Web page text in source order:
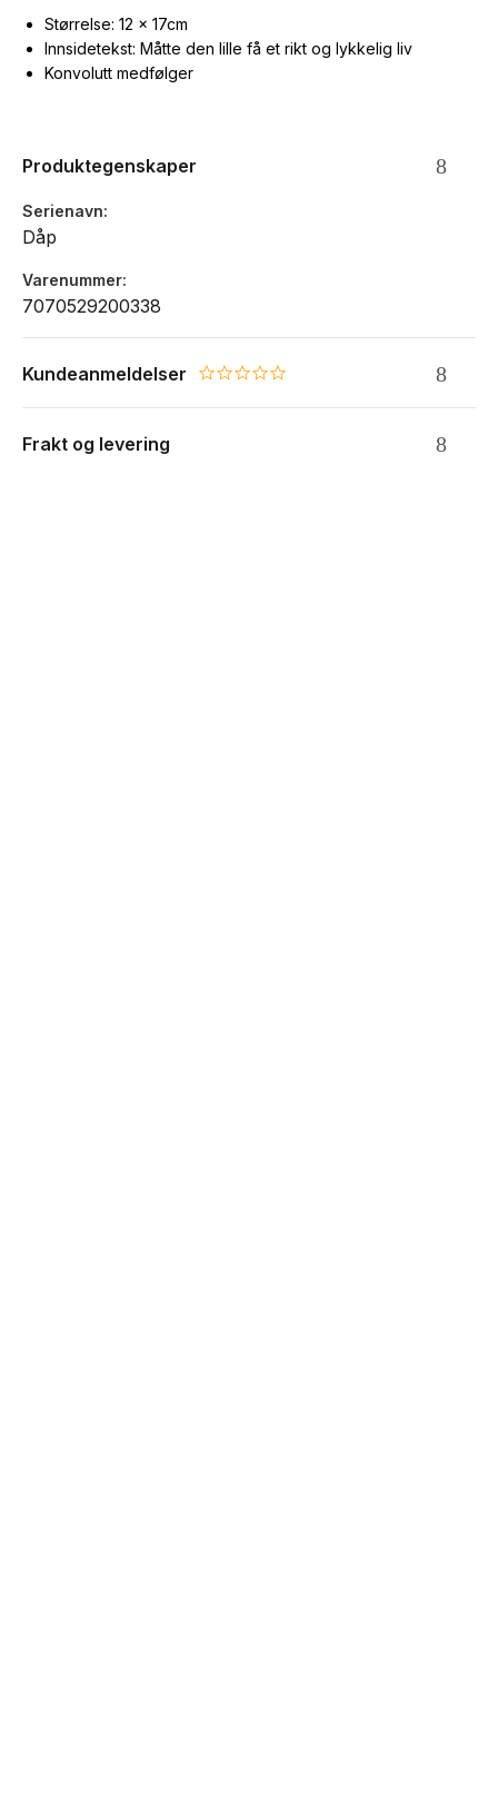
Størrelse: 12 x 17cm
Innsidetekst: Måtte den lille få et rikt og lykkelig liv
Konvolutt medfølger
Produktegenskaper
Serienavn
Dåp
Varenummer
7070529200338
Kundeanmeldelser 0.0 star rating
Frakt og levering